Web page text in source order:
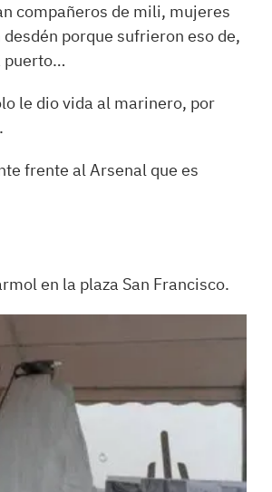
compañeros de mili, mujeres
porque sufrieron eso de,
puerto…
le dio vida al marinero, por
frente al Arsenal que es
en la plaza San Francisco.